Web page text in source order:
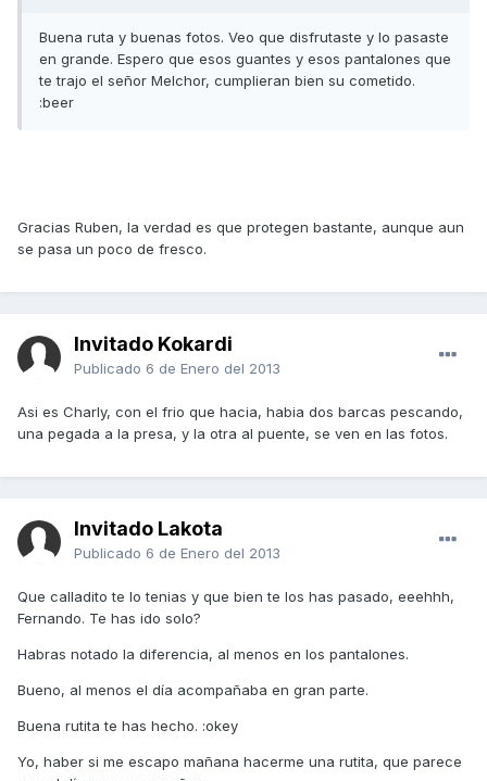
Buena ruta y buenas fotos. Veo que disfrutaste y lo pasaste
en grande. Espero que esos guantes y esos pantalones que
te trajo el señor Melchor, cumplieran bien su cometido.
:beer
Gracias Ruben, la verdad es que protegen bastante, aunque aun
se pasa un poco de fresco.
Invitado Kokardi
Publicado 6 de Enero del 2013
Asi es Charly, con el frio que hacia, habia dos barcas pescando,
una pegada a la presa, y la otra al puente, se ven en las fotos.
Invitado Lakota
Publicado 6 de Enero del 2013
Que calladito te lo tenias y que bien te los has pasado, eeehhh,
Fernando. Te has ido solo?
Habras notado la diferencia, al menos en los pantalones.
Bueno, al menos el día acompañaba en gran parte.
Buena rutita te has hecho. :okey
Yo, haber si me escapo mañana hacerme una rutita, que parece